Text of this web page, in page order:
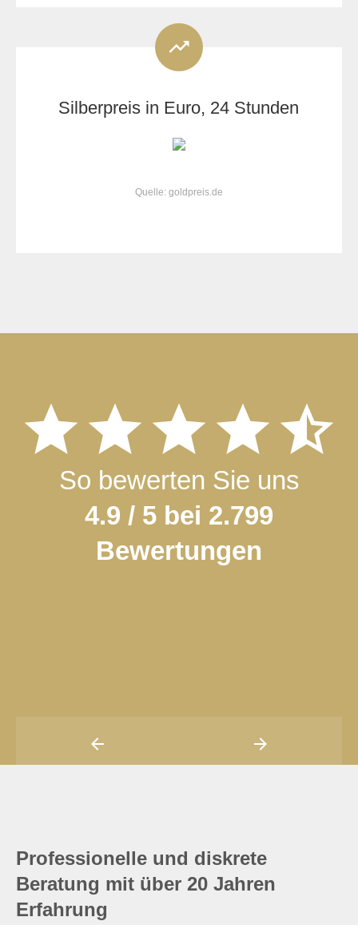
Silberpreis in Euro, 24 Stunden
Quelle: goldpreis.de
So bewerten Sie uns
4.9 / 5 bei 2.799
Bewertungen
Professionelle und diskrete
Beratung mit über 20 Jahren
Erfahrung